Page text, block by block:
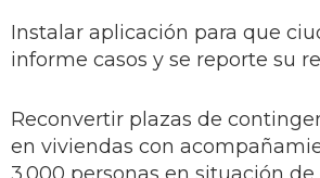
Instalar aplicación para que
informe casos y se reporte su
Reconvertir plazas de
en viviendas con